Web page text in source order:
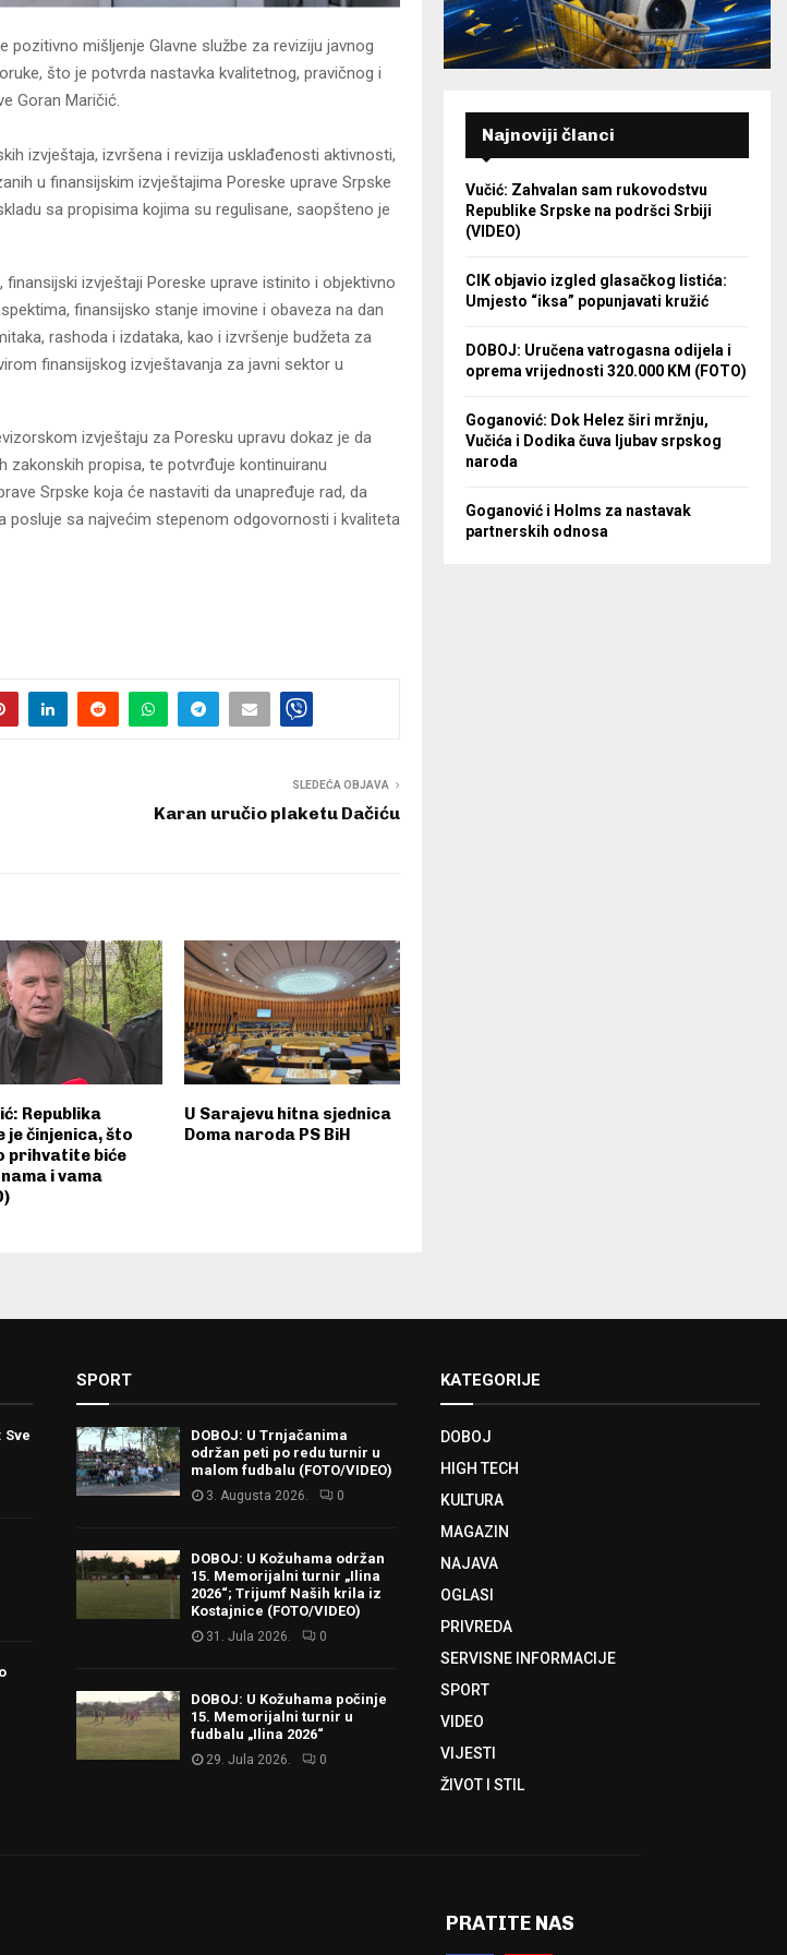
pozitivno mišljenje Glavne službe za reviziju javnog
što je potvrda nastavka kvalitetnog, pravičnog i
Goran Maričić.
izvještaja, izvršena i revizija usklađenosti aktivnosti,
u finansijskim izvještajima Poreske uprave Srpske
sa propisima kojima su regulisane, saopšteno je
finansijski izvještaji Poreske uprave istinito i objektivno
finansijsko stanje imovine i obaveza na dan
rashoda i izdataka, kao i izvršenje budžeta za
finansijskog izvještavanja za javni sektor u
izvještaju za Poresku upravu dokaz je da
zakonskih propisa, te potvrđuje kontinuiranu
Srpske koja će nastaviti da unapređuje rad, da
posluje sa najvećim stepenom odgovornosti i kvaliteta
SLEDEĆA OBJAVA
Karan uručio plaketu Dačiću
Republika
je činjenica, što
prihvatite biće
i vama
U Sarajevu hitna sjednica
Doma naroda PS BiH
Najnoviji članci
Vučić: Zahvalan sam rukovodstvu
Republike Srpske na podršci Srbiji
(VIDEO)
CIK objavio izgled glasačkog listića:
Umjesto “iksa” popunjavati kružić
DOBOJ: Uručena vatrogasna odijela i
oprema vrijednosti 320.000 KM (FOTO)
Goganović: Dok Helez širi mržnju,
Vučića i Dodika čuva ljubav srpskog
naroda
Goganović i Holms za nastavak
partnerskih odnosa
Sve
SPORT
DOBOJ: U Trnjačanima
održan peti po redu turnir u
malom fudbalu (FOTO/VIDEO)
3. Augusta 2026. 0
DOBOJ: U Kožuhama održan
15. Memorijalni turnir „Ilina
2026“; Trijumf Naših krila iz
Kostajnice (FOTO/VIDEO)
31. Jula 2026. 0
DOBOJ: U Kožuhama počinje
15. Memorijalni turnir u
fudbalu „Ilina 2026“
29. Jula 2026. 0
KATEGORIJE
DOBOJ
HIGH TECH
KULTURA
MAGAZIN
NAJAVA
OGLASI
PRIVREDA
SERVISNE INFORMACIJE
SPORT
VIDEO
VIJESTI
ŽIVOT I STIL
PRATITE NAS